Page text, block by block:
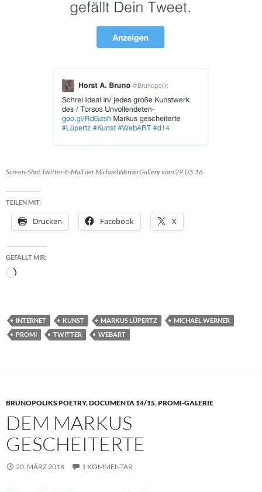
Screen-Shot Twitter-E-Mail der MichaelWernerGallery vom 29.03.16
TEILEN MIT:
Drucken Facebook X
GEFÄLLT MIR:
Wird
INTERNET KUNST MARKUS LÜPERTZ
MICHAEL WERNER
PROMI
TWITTER WEBART
BRUNOPOLIKS POETRY,DOCUMENTA 14/15,PROMI-GALERIE
DEM MARKUS
GESCHEITERTE
20. MÄRZ 2016 1 KOMMENTAR